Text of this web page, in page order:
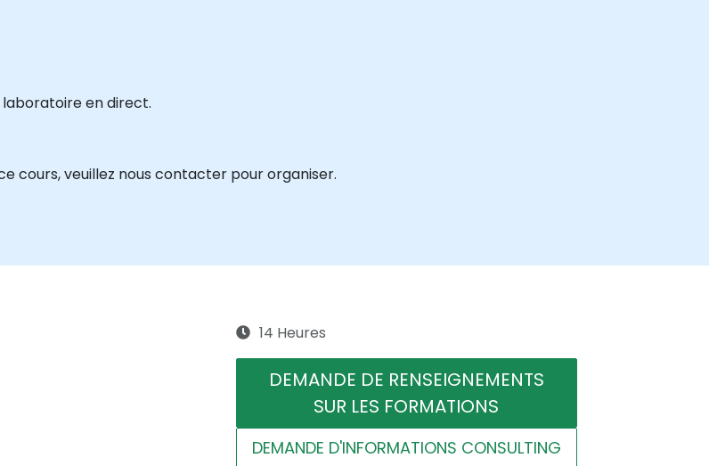
en direct.
cours, veuillez nous contacter pour organiser.
14 Heures
DEMANDE DE RENSEIGNEMENTS
SUR LES FORMATIONS
DEMANDE D'INFORMATIONS CONSULTING